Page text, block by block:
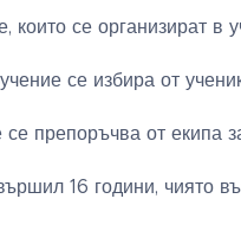
се организират в
се избира от
препоръчва от екипа
16 години, чиято